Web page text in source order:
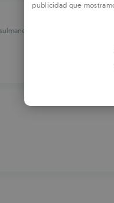
publicidad que